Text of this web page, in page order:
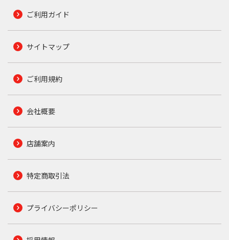
ご利用ガイド
サイトマップ
ご利用規約
会社概要
店舗案内
特定商取引法
プライバシーポリシー